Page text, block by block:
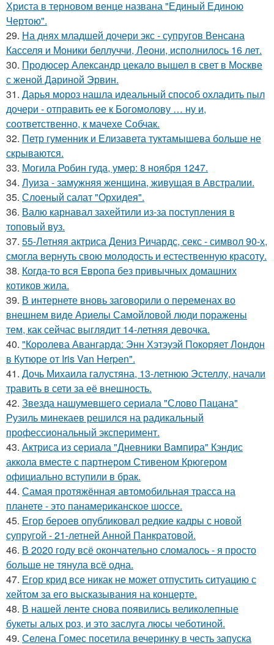
Христа в терновом венце названа "Единый Единою
Чертою".
29. На днях младшей дочери экс - супругов Венсана
Касселя и Моники беллуччи, Леони, исполнилось 16 лет.
30. Продюсер Александр цекало вышел в свет в Москве
с женой Дариной Эрвин.
31. Дарья мороз нашла идеальный способ охладить пыл
дочери - отправить ее к Богомолову … ну и,
соответственно, к мачехе Собчак.
32. Петр гуменник и Елизавета туктамышева больше не
скрываются.
33. Могила Робин гуда, умер: 8 ноября 1247.
34. Луиза - замужняя женщина, живущая в Австралии.
35. Слоеный салат "Орхидея".
36. Валю карнавал захейтили из-за поступления в
топовый вуз.
37. 55-Летняя актриса Дениз Ричардс, секс - символ 90-х,
смогла вернуть свою молодость и естественную красоту.
38. Когда-то вся Европа без привычных домашних
котиков жила.
39. В интернете вновь заговорили о переменах во
внешнем виде Ариелы Самойловой люди поражены
тем, как сейчас выглядит 14-летняя девочка.
40. "Королева Авангарда: Энн Хэтэуэй Покоряет Лондон
в Кутюре от Iris Van Herpen".
41. Дочь Михаила галустяна, 13-летнюю Эстеллу, начали
травить в сети за её внешность.
42. Звезда нашумевшего сериала "Слово Пацана"
Рузиль минекаев решился на радикальный
профессиональный эксперимент.
43. Актриса из сериала "Дневники Вампира" Кэндис
аккола вместе с партнером Стивеном Крюгером
официально вступили в брак.
44. Самая протяжённая автомобильная трасса на
планете - это панамериканское шоссе.
45. Егор бероев опубликовал редкие кадры с новой
супругой - 21-летней Анной Панкратовой.
46. В 2020 году всё окончательно сломалось - я просто
больше не тянула всё одна.
47. Егор крид все никак не может отпустить ситуацию с
хейтом за его высказывания на концерте.
48. В нашей ленте снова появились великолепные
букеты алых роз, и это заслуга люсы чеботиной.
49. Селена Гомес посетила вечеринку в честь запуска